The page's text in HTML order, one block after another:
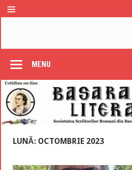
MENU
LUNĂ: OCTOMBRIE 2023